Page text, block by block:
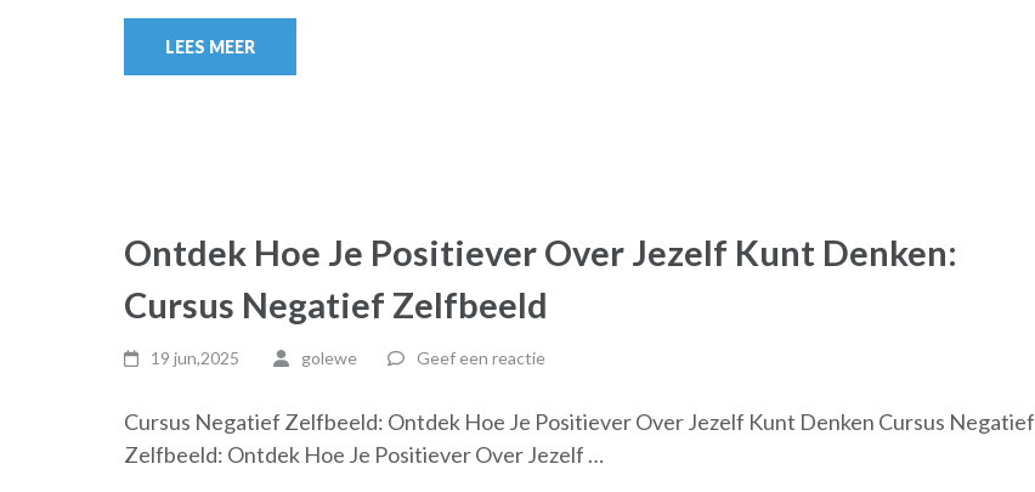
LEES MEER
Ontdek Hoe Je Positiever Over Jezelf Kunt Denken:
Cursus Negatief Zelfbeeld
19 jun,2025 golewe Geef een reactie
Cursus Negatief Zelfbeeld: Ontdek Hoe Je Positiever Over Jezelf Kunt Denken Cursus Negatief
Zelfbeeld: Ontdek Hoe Je Positiever Over Jezelf …